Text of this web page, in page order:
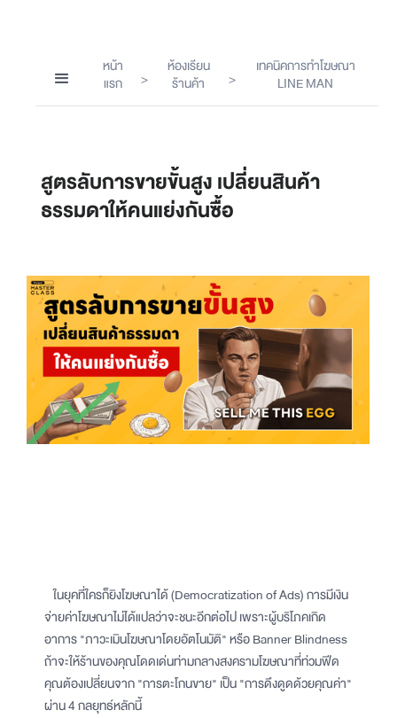
หน้า
แรก
>
ห้องเรียน
ร้านค้า
>
เทคนิคการทำโฆษณา
LINE MAN
สูตรลับการขายขั้นสูง เปลี่ยนสินค้า
ธรรมดาให้คนแย่งกันซื้อ
ในยุคที่ใครก็ยิงโฆษณาได้ (Democratization of Ads) การมีเงิน
จ่ายค่าโฆษณาไม่ได้แปลว่าจะชนะอีกต่อไป เพราะผู้บริโภคเกิด
อาการ "ภาวะเมินโฆษณาโดยอัตโนมัติ" หรือ Banner Blindness
ถ้าจะให้ร้านของคุณโดดเด่นท่ามกลางสงครามโฆษณาที่ท่วมฟีด
คุณต้องเปลี่ยนจาก "การตะโกนขาย" เป็น "การดึงดูดด้วยคุณค่า"
ผ่าน 4 กลยุทธ์หลักนี้